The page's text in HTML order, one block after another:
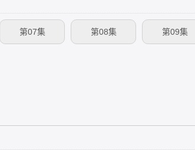
第07集 第08集 第09集